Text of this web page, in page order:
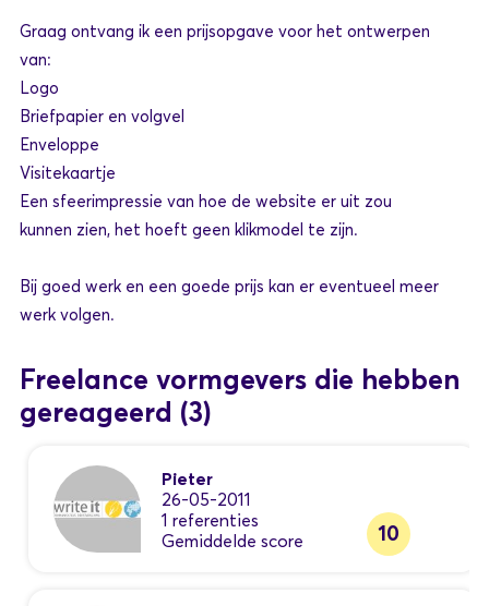
Graag ontvang ik een prijsopgave voor het ontwerpen
van:
Logo
Briefpapier en volgvel
Enveloppe
Visitekaartje
Een sfeerimpressie van hoe de website er uit zou
kunnen zien, het hoeft geen klikmodel te zijn.
Bij goed werk en een goede prijs kan er eventueel meer
werk volgen.
Freelance vormgevers die hebben
gereageerd (3)
Pieter
26-05-2011
1 referenties
Gemiddelde score
10